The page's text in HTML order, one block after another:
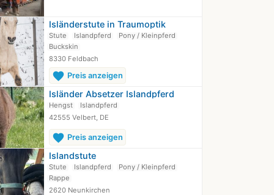
Isländerstute in Traumoptik
Stute Islandpferd
Pony / Kleinpferd
Buckskin
8330 Feldbach
favorite Preis anzeigen
Isländer Absetzer Islandpferd
Hengst
Islandpferd
42555 Velbert, DE
favorite Preis anzeigen
Islandstute
Stute Islandpferd
Pony / Kleinpferd
Rappe
2620 Neunkirchen